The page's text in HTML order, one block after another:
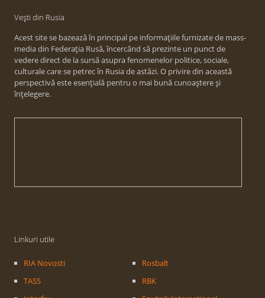
Vești din Rusia
Acest site se bazează în principal pe informațiile furnizate de mass-
media din Federația Rusă, încercând să prezinte un punct de
vedere direct de la sursă asupra fenomenelor politice, sociale,
culturale care se petrec în Rusia de astăzi. O privire din această
perspectivă este esențială pentru o mai bună cunoaștere și
înțelegere.
Linkuri utile
RIA Novosti
TASS
Rosbalt
RBK